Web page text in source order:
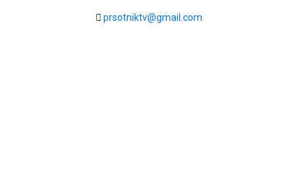
prsotniktv@gmail.com